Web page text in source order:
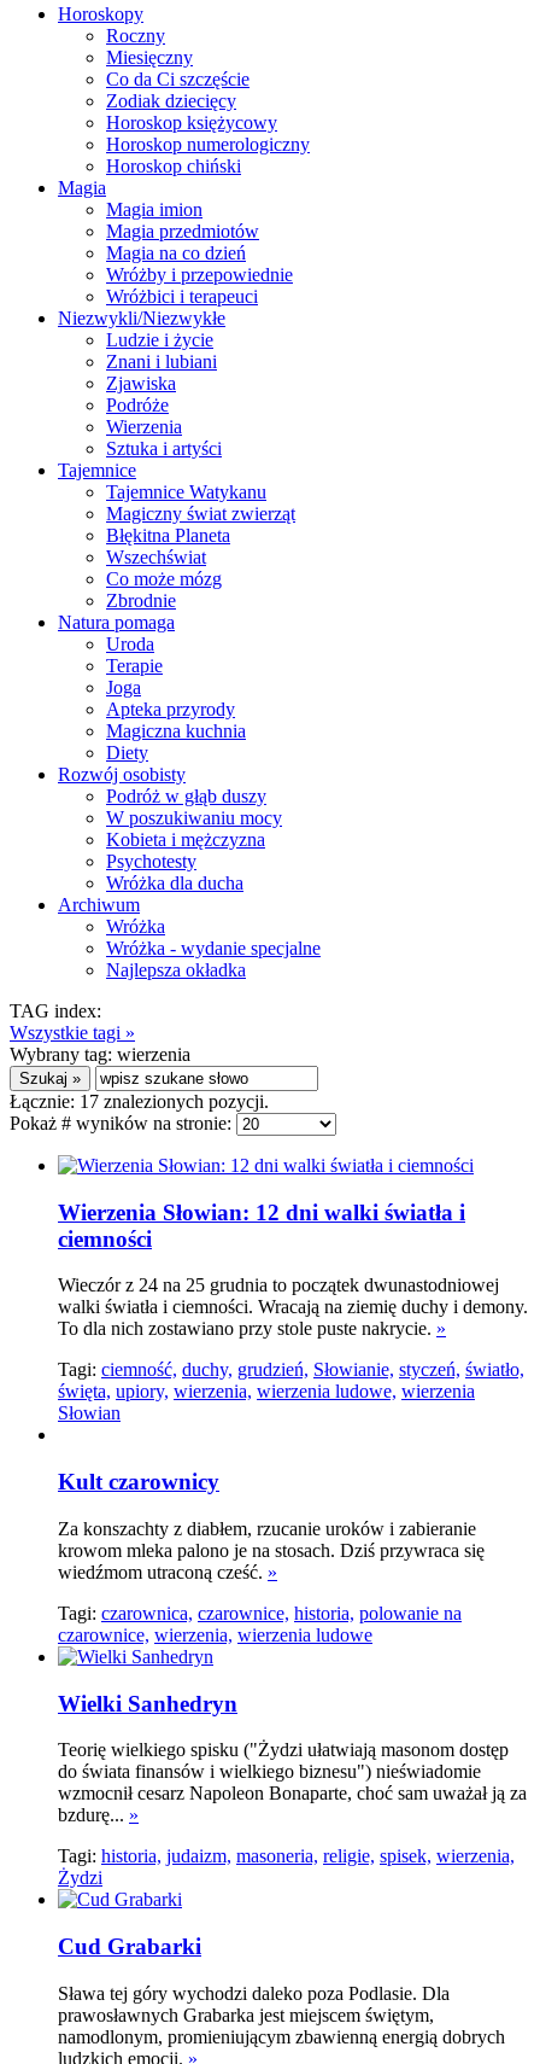
Horoskopy
Roczny
Miesięczny
Co da Ci szczęście
Zodiak dziecięcy
Horoskop księżycowy
Horoskop numerologiczny
Horoskop chiński
Magia
Magia imion
Magia przedmiotów
Magia na co dzień
Wróżby i przepowiednie
Wróżbici i terapeuci
Niezwykli/Niezwykłe
Ludzie i życie
Znani i lubiani
Zjawiska
Podróże
Wierzenia
Sztuka i artyści
Tajemnice
Tajemnice Watykanu
Magiczny świat zwierząt
Błękitna Planeta
Wszechświat
Co może mózg
Zbrodnie
Natura pomaga
Uroda
Terapie
Joga
Apteka przyrody
Magiczna kuchnia
Diety
Rozwój osobisty
Podróż w głąb duszy
W poszukiwaniu mocy
Kobieta i mężczyzna
Psychotesty
Wróżka dla ducha
Archiwum
Wróżka
Wróżka - wydanie specjalne
Najlepsza okładka
TAG index:
Wszystkie tagi »
Wybrany tag: wierzenia
Łącznie: 17 znalezionych pozycji.
Pokaż # wyników na stronie:
Wierzenia Słowian: 12 dni walki światła i
ciemności
Wieczór z 24 na 25 grudnia to początek dwunastodniowej
walki światła i ciemności. Wracają na ziemię duchy i demony.
To dla nich zostawiano przy stole puste nakrycie. »
Tagi: ciemność, duchy, grudzień, Słowianie, styczeń, światło,
święta, upiory, wierzenia, wierzenia ludowe, wierzenia
Słowian
Kult czarownicy
Za konszachty z diabłem, rzucanie uroków i zabieranie
krowom mleka palono je na stosach. Dziś przywraca się
wiedźmom utraconą cześć. »
Tagi: czarownica, czarownice, historia, polowanie na
czarownice, wierzenia, wierzenia ludowe
Wielki Sanhedryn
Teorię wielkiego spisku ("Żydzi ułatwiają masonom dostęp
do świata finansów i wielkiego biznesu") nieświadomie
wzmocnił cesarz Napoleon Bonaparte, choć sam uważał ją za
bzdurę... »
Tagi: historia, judaizm, masoneria, religie, spisek, wierzenia,
Żydzi
Cud Grabarki
Sława tej góry wychodzi daleko poza Podlasie. Dla
prawosławnych Grabarka jest miejscem świętym,
namodlonym, promieniującym zbawienną energią dobrych
ludzkich emocji. »